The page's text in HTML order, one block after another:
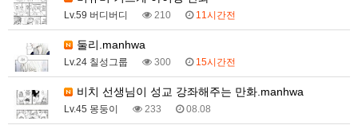
Lv.59 버디버디 210 11시간전
둘리.manhwa
Lv.24 칠성그룹 300 15시간전
비치 선생님이 성교 강좌해주는 만화.manhwa
Lv.45 몽둥이 233 08.08